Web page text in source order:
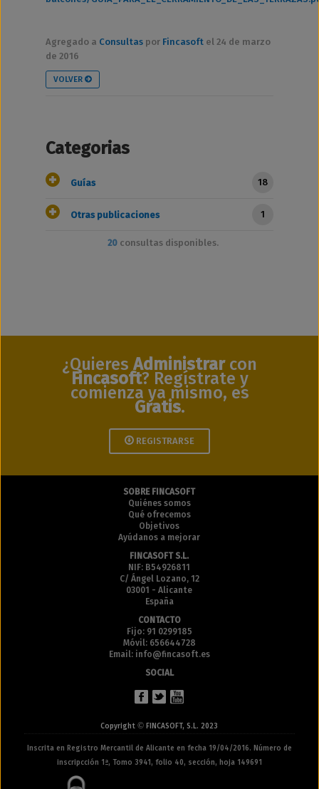
Agregado a Consultas por Fincasoft el 24 de marzo
de 2016
VOLVER
Categorias
Guías 18
Otras publicaciones 1
20 consultas disponibles.
¿Quieres Administrarcon
Fincasoft? Regístrate y
comienza ya mismo, es
Gratis.
REGISTRARSE
SOBRE FINCASOFT
Quiénes somos
Qué ofrecemos
Objetivos
Ayúdanos a mejorar
FINCASOFT S.L.
NIF: B54926811
C/ Ángel Lozano, 12
03001 - Alicante
España
CONTACTO
Fijo: 91 0299185
Móvil: 656644728
Email: info@fincasoft.es
SOCIAL
Copyright© FINCASOFT, S.L. 2023
Inscrita en Registro Mercantil de Alicante en fecha 19/04/2016. Número de
inscripcción 1ª, Tomo 3941, folio 40, sección, hoja 149691